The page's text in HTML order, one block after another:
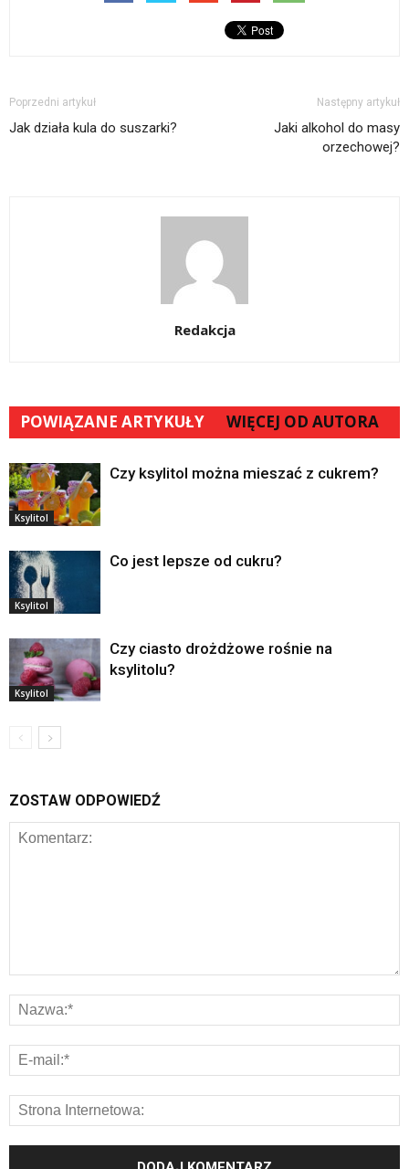
Poprzedni artykuł
Jak działa kula do suszarki?
Następny artykuł
Jaki alkohol do masy
orzechowej?
Redakcja
POWIĄZANE ARTYKUŁY WIĘCEJ OD AUTORA
Ksylitol
Czy ksylitol można mieszać z cukrem?
Ksylitol
Co jest lepsze od cukru?
Ksylitol
Czy ciasto drożdżowe rośnie na
ksylitolu?
ZOSTAW ODPOWIEDŹ